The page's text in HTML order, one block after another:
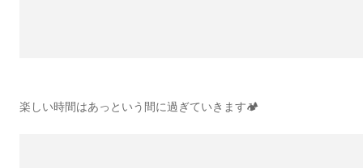
楽しい時間はあっという間に過ぎていきます🏕